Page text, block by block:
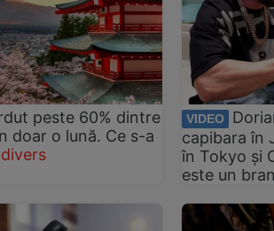
peste 60% dintre
doar o lună. Ce s-a
VIDEO
capibara în
în Tokyo și
este un